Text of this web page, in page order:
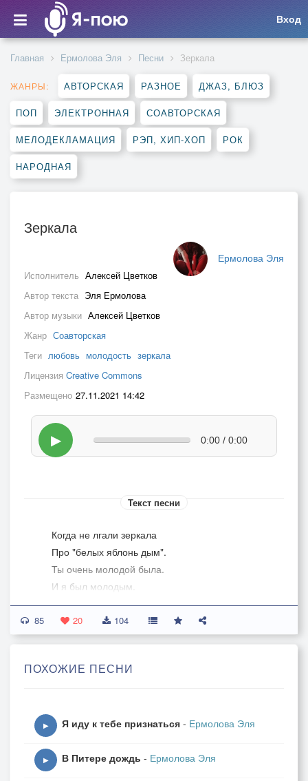
Вход
Главная Ермолова Эля Песни Зеркала
ЖАНРЫ: АВТОРСКАЯ РАЗНОЕ ДЖАЗ, БЛЮЗ
ПОП ЭЛЕКТРОННАЯ СОАВТОРСКАЯ
МЕЛОДЕКЛАМАЦИЯ РЭП, ХИП-ХОП РОК
НАРОДНАЯ
Зеркала
Ермолова Эля
Исполнитель Алексей Цветков
Автор текста Эля Ермолова
Автор музыки Алексей Цветков
Жанр Соавторская
Теги любовь молодость зеркала
Лицензия Creative Commons
Размещено 27.11.2021 14:42
▶ 0:00 / 0:00
Текст песни
Когда не лгали зеркала
Про "белых яблонь дым".
Ты очень молодой была.
И я был молодым.
Шумела быстрая река.
Вдали закат алел.
Бродили по земле.
Нам этот мир был мил.
И я тебя любил.
85 20 104
ПОХОЖИЕ ПЕСНИ
▶ Я иду к тебе признаться - Ермолова Эля
▶ В Питере дождь - Ермолова Эля